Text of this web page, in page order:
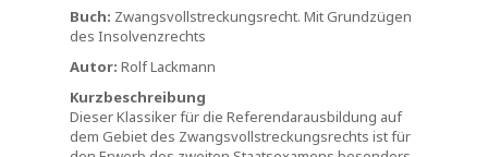
Buch: Zwangsvollstreckungsrecht. Mit Grundzügen
des Insolvenzrechts
Autor: Rolf Lackmann
Kurzbeschreibung
Dieser Klassiker für die Referendarausbildung auf
dem Gebiet des Zwangsvollstreckungsrechts ist für